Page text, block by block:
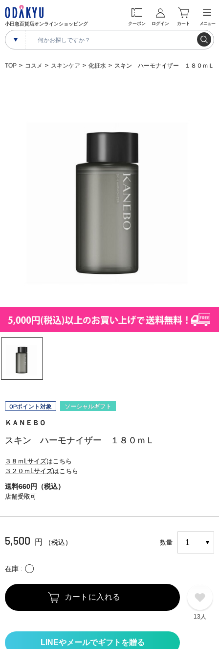
小田急百貨店オンラインショッピング クーポン ログイン カート メニュー
TOP コスメ スキンケア 化粧水 スキン ハーモナイザー １８０ｍＬ
OPポイント対象 ソーシャルギフト
ＫＡＮＥＢＯ
スキン ハーモナイザー １８０ｍＬ
３８ｍLサイズはこちら
３２０ｍLサイズはこちら
送料660円（税込）
店舗受取可
5,500 円 （税込） 数量
在庫 〇
カートに入れる
13人